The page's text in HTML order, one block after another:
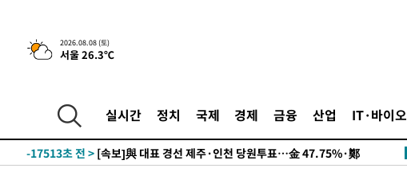
2026.08.08 (토)
서울 26.3℃
실시간 정치 국제 경제 금융 산업 IT·바이오
9시간 전 >[속보]뉴욕증시 상승 마감…S&P 0.6% 나스닥 1.3%↑
-27231초 전 >이란 "호르무즈 재개방 합의 근접…美 배상 선행돼야"
한민수·김용 순
-18231초 전 >
[속보]김민석, 與 전대 당원투표 누적 득표율 45.42%로 1위… 정
청래 44.56%
-17513초 전 >
42.08%·宋 10.17%
-17047초 전 > 이강인 "아틀레티코 이적 기뻐…등번호 7번 의미보단 팀 위해 뛸